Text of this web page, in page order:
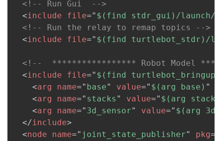
<!-- Run Gui  -->
<include file=" $(find stdr_gui)/launch/
<!-- Run the relay to remap topics -->
<include file=" $(find turtlebot_stdr)/
<!--  ***************** Robot Model
<include file=" $(find
<arg name=" base" value=" $(arg base) "
<arg name=" stacks " value=" $(arg
<arg name=" 3d_sensor" value=" $(arg
</include>
<node name=" joint_state_publisher" pkg=